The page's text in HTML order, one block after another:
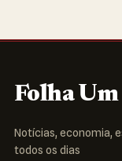
Folha Um
Notícias, economia,
todos os dias